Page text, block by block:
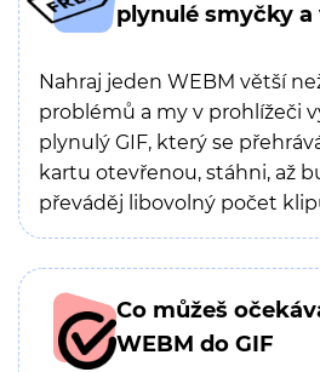
plynulé smyčky
Nahraj jeden WEBM větší
problémů a my v prohlížeči
plynulý GIF, který se
kartu otevřenou, stáhni, až
převáděj libovolný počet
Co můžeš
WEBM do GIF